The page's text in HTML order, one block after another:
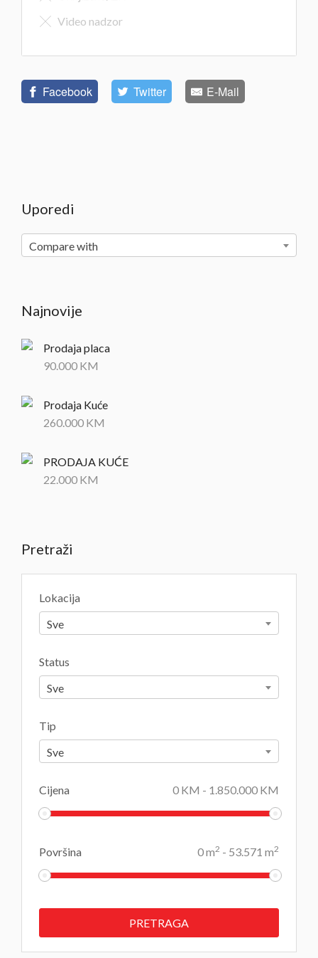
Video nadzor
Facebook Twitter E-Mail
Uporedi
Compare with
Najnovije
Prodaja placa
90.000 KM
Prodaja Kuće
260.000 KM
PRODAJA KUĆE
22.000 KM
Pretraži
Lokacija
Sve
Status
Sve
Tip
Sve
Cijena 0 KM - 1.850.000 KM
Površina 0m2 - 53.571 m2